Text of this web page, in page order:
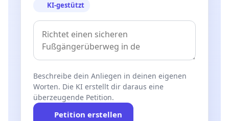
KI-gestützt
Beschreibe dein Anliegen in deinen eigenen
Worten. Die KI erstellt dir daraus eine
überzeugende Petition.
Petition erstellen